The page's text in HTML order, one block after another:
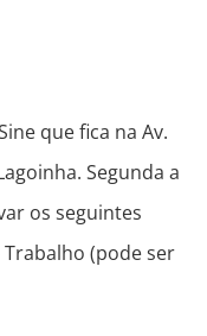
que fica na Av.
Segunda a
os seguintes
Trabalho (pode ser